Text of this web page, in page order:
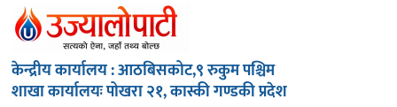
केन्द्रीय कार्यालय : आठबिसकोट,९ रुकुम पश्चिम
शाखा कार्यालयः पोखरा २१, कास्की गण्डकी प्रदेश